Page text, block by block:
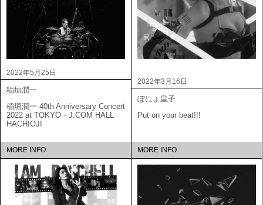
2022年5月25日
稲垣潤一
稲垣潤一 40th Anniversary Concert
2022 at TOKYO・J:COM HALL
HACHIOJI
MORE INFO
2022年3月16日
ぽにょ皇子
Put on your beat!!!
MORE INFO